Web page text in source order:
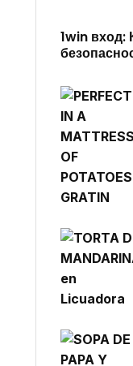
1win вход: